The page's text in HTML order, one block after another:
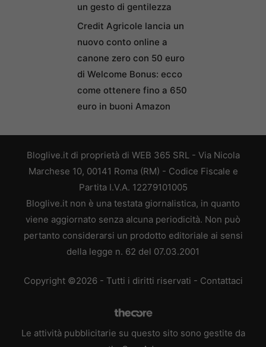
un gesto di gentilezza
Credit Agricole lancia un
nuovo conto online a
canone zero con 50 euro
di Welcome Bonus: ecco
come ottenere fino a 650
euro in buoni Amazon
Bloglive.it di proprietà di WEB 365 SRL - Via Nicola
Marchese 10, 00141 Roma (RM) - Codice Fiscale e
Partita I.V.A. 12279101005
Bloglive.it non è una testata giornalistica, in quanto
viene aggiornato senza alcuna periodicità. Non può
pertanto considerarsi un prodotto editoriale ai sensi
della legge n. 62 del 07.03.2001
Copyright ©2026 - Tutti i diritti riservati - Contattaci
Le attività pubblicitarie su questo sito sono gestite da